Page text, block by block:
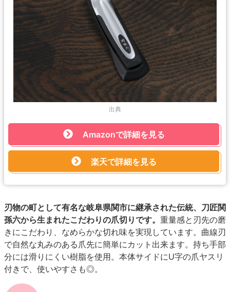
出典
Amazonで詳細を見る
楽天で詳細を見る
刃物の町として有名な岐阜県関市に継承された伝統、刀匠関
孫六から生まれたこだわりの爪切りです。 重量感と刃先の磨
きにこだわり、なめらかな切れ味を実現しています。曲線刃
で自然な丸みのある爪先に簡単にカット出来ます。持ち手部
分には滑りにくい樹脂を使用。本体サイドにU字の爪ヤスリ
付きで、使いやすさも◎。